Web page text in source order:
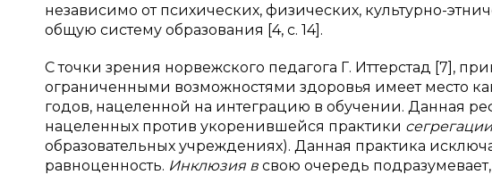
независимо от психических, физических, культурно-
общую систему образования [4, с. 14].
С точки зрения норвежского педагога Г. Иттерстад [7],
ограниченными возможностями здоровья имеет место
годов, нацеленной на интеграцию в обучении. Данная
нацеленных против укоренившейся практики
образовательных учреждениях). Данная практика
равноценность. Инклюзия в свою очередь